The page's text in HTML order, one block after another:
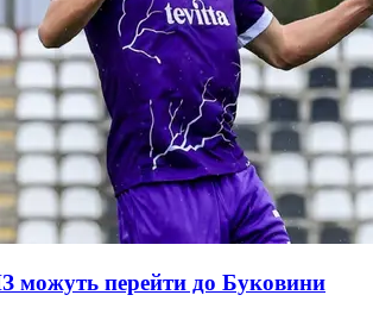
можуть перейти до Буковини